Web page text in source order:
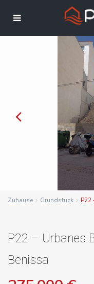
Zuhause Grundstück P22
P22 – Urbanes
Benissa